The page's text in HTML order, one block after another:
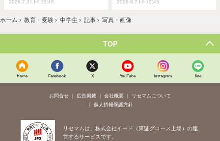
2026.7.31 Fri 13:45 2026.8.7 Fri 10:45
ホーム › 教育・受験 › 中学生 › 記事 › 写真・画像
TOP
Home Facebook X YouTube Instagram line
お問合せ 広告掲載 会社概要
リセマムについて
個人情報保護方針
リセマムは、株式会社イード（東証グロース上場）の運
営するサービスです。